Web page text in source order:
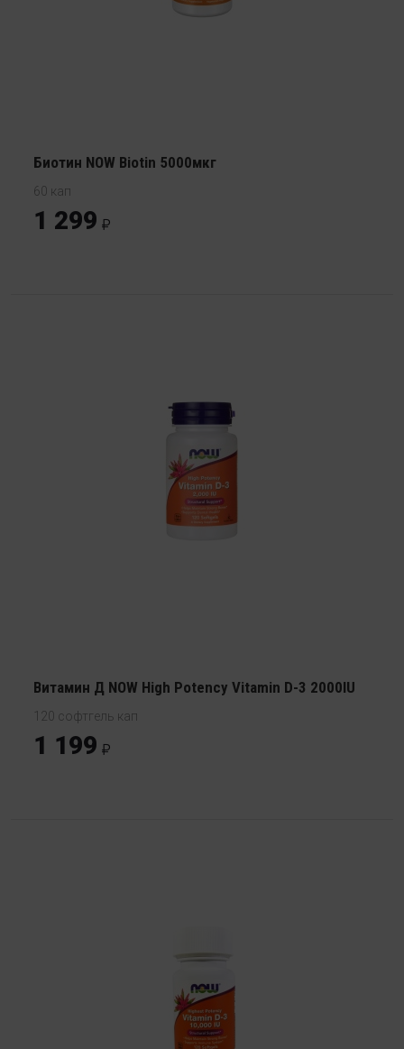
Биотин NOW Biotin 5000мкг
60 кап
1 299
Витамин Д NOW High Potency Vitamin D-3 2000IU
120 софтгель кап
1 199